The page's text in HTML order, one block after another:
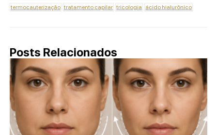
termocauterização tratamento capilar tricologia ácido hialurônico
Posts Relacionados